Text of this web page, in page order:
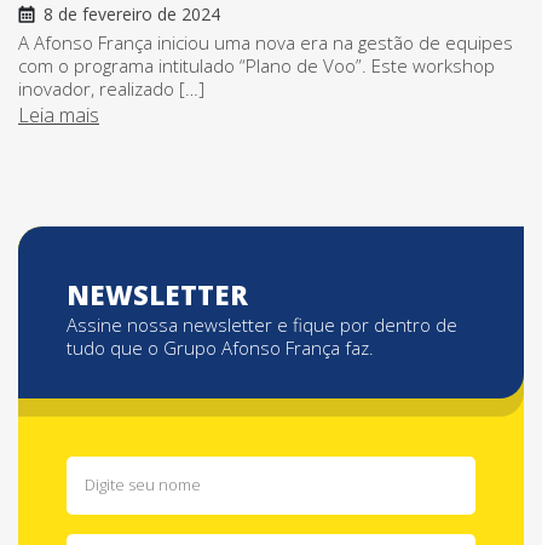
8 de fevereiro de 2024
A Afonso França iniciou uma nova era na gestão de equipes
com o programa intitulado “Plano de Voo”. Este workshop
inovador, realizado […]
Leia mais
NEWSLETTER
Assine nossa newsletter e fique por dentro de
tudo que o Grupo Afonso França faz.